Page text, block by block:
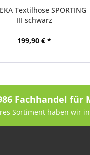
Textilhose SPORTING
III schwarz
199,90 € *
Fachhandel
Sortiment haben wir